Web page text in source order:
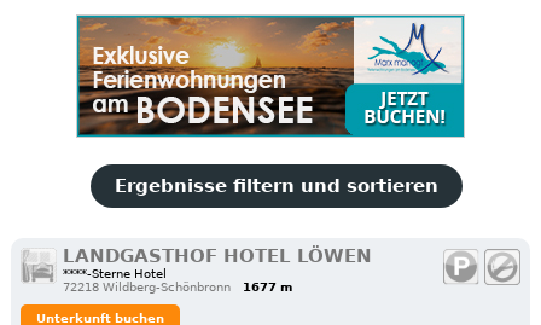
Ergebnisse filtern und sortieren
LANDGASTHOF HOTEL LÖWEN
****-Sterne Hotel
72218 Wildberg-Schönbronn
1677 m
Unterkunft buchen